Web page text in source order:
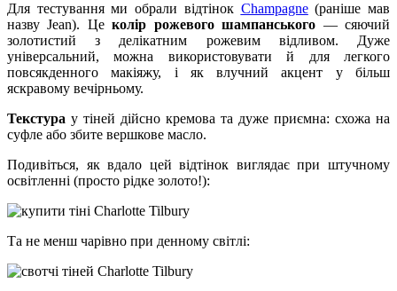
Для тестування ми обрали відтінок Champagne(раніше мав
назву Jean). Цеколір рожевого шампанського — сяючий
золотистий з делікатним рожевим відливом. Дуже
універсальний, можна використовувати й для легкого
повсякденного макіяжу, і як влучний акцент у більш
яскравому вечірньому.
Текстура у тіней дійсно кремова та дуже приємна: схожа на
суфле або збите вершкове масло.
Подивіться, як вдало цей відтінок виглядає при штучному
освітленні (просто рідке золото!):
Та не менш чарівно при денному світлі: